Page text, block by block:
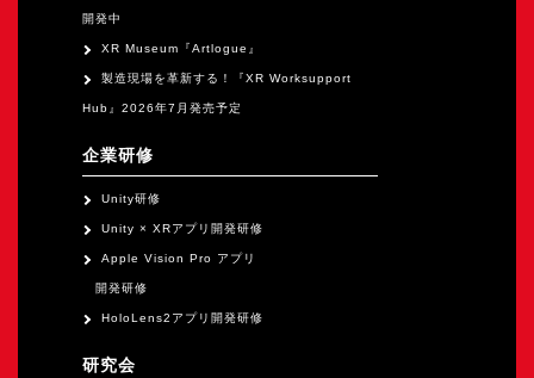
開発中
XR Museum『Artlogue』
製造現場を革新する！『XR Worksupport
Hub』2026年7月発売予定
企業研修
Unity研修
Unity × XRアプリ開発研修
Apple Vision Pro アプリ
開発研修
HoloLens2アプリ開発研修
研究会